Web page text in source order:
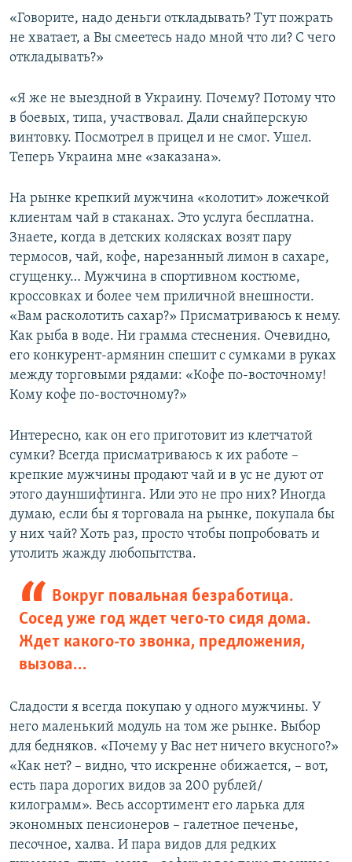
«Говорите, надо деньги откладывать? Тут пожрать
не хватает, а Вы смеетесь надо мной что ли? С чего
откладывать?»
«Я же не выездной в Украину. Почему? Потому что
в боевых, типа, участвовал. Дали снайперскую
винтовку. Посмотрел в прицел и не смог. Ушел.
Теперь Украина мне «заказана».
На рынке крепкий мужчина «колотит» ложечкой
клиентам чай в стаканах. Это услуга бесплатна.
Знаете, когда в детских колясках возят пару
термосов, чай, кофе, нарезанный лимон в сахаре,
сгущенку… Мужчина в спортивном костюме,
кроссовках и более чем приличной внешности.
«Вам расколотить сахар?» Присматриваюсь к нему.
Как рыба в воде. Ни грамма стеснения. Очевидно,
его конкурент-армянин спешит с сумками в руках
между торговыми рядами: «Кофе по-восточному!
Кому кофе по-восточному?»
Интересно, как он его приготовит из клетчатой
сумки? Всегда присматриваюсь к их работе –
крепкие мужчины продают чай и в ус не дуют от
этого дауншифтинга. Или это не про них? Иногда
думаю, если бы я торговала на рынке, покупала бы
у них чай? Хоть раз, просто чтобы попробовать и
утолить жажду любопытства.
Вокруг повальная безработица.
Сосед уже год ждет чего-то сидя дома.
Ждет какого-то звонка, предложения,
вызова…
Сладости я всегда покупаю у одного мужчины. У
него маленький модуль на том же рынке. Выбор
для бедняков. «Почему у Вас нет ничего вкусного?»
«Как нет? – видно, что искренне обижается, – вот,
есть пара дорогих видов за 200 рублей/
килограмм». Весь ассортимент его ларька для
экономных пенсионеров – галетное печенье,
песочное, халва. И пара видов для редких